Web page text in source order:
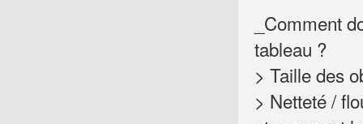
_Comment
tableau ?
> Taille des
> Netteté /